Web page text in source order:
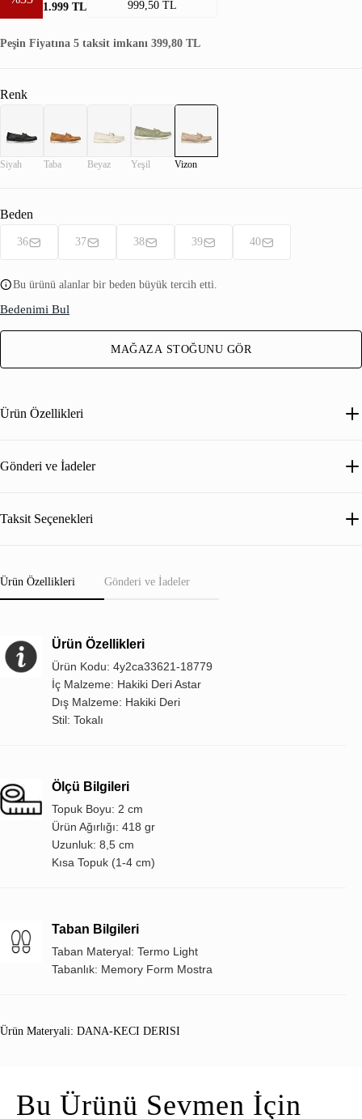
1.999 TL
999,50 TL
Peşin Fiyatına 5 taksit imkanı 399,80 TL
Renk
Siyah Taba Beyaz Yeşil Vizon
Beden
36 37 38 39 40
Bu ürünü alanlar bir beden büyük tercih etti.
Bedenimi Bul
MAĞAZA STOĞUNU GÖR
Ürün Özellikleri
Gönderi ve İadeler
Taksit Seçenekleri
Ürün Özellikleri Gönderi ve İadeler
Ürün Özellikleri
Ürün Kodu: 4y2ca33621-18779
İç Malzeme: Hakiki Deri Astar
Dış Malzeme: Hakiki Deri
Stil: Tokalı
Ölçü Bilgileri
Topuk Boyu: 2 cm
Ürün Ağırlığı: 418 gr
Uzunluk: 8,5 cm
Kısa Topuk (1-4 cm)
Taban Bilgileri
Taban Materyal: Termo Light
Tabanlık: Memory Form Mostra
Ürün Materyali: DANA-KECI DERISI
Bu Ürünü Sevmen İçin